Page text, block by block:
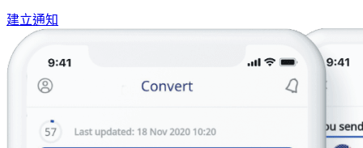
建立通知